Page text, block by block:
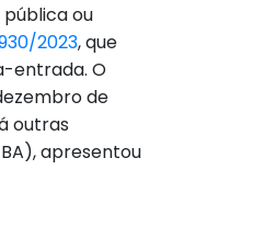
ou
2023, que
entrada. O
de
outras
apresentou